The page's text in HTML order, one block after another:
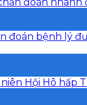
đoán bệnh lý
Hội Hô hấp